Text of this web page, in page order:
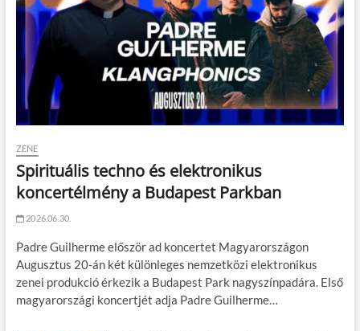
ZENE
Spirituális techno és elektronikus
koncertélmény a Budapest Parkban
2026.06.30.
Padre Guilherme először ad koncertet Magyarországon
Augusztus 20-án két különleges nemzetközi elektronikus
zenei produkció érkezik a Budapest Park nagyszínpadára. Első
magyarországi koncertjét adja Padre Guilherme…